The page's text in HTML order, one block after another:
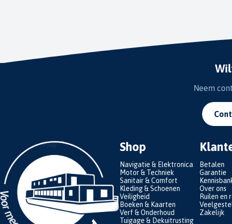
Neem
Shop
Navigatie & Elektronica
Motor & Techniek
Sanitair & Comfort
Kleding & Schoenen
Veiligheid
Boeken & Kaarten
Verf & Onderhoud
Tuigage & Dekuitrusting
Betalen
Garantie
Over ons
Ruilen en
Zakelijk